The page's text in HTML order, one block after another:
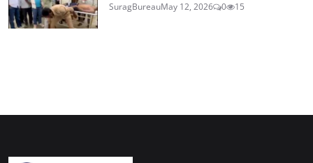
SuragBureauMay 12, 2026 0 15